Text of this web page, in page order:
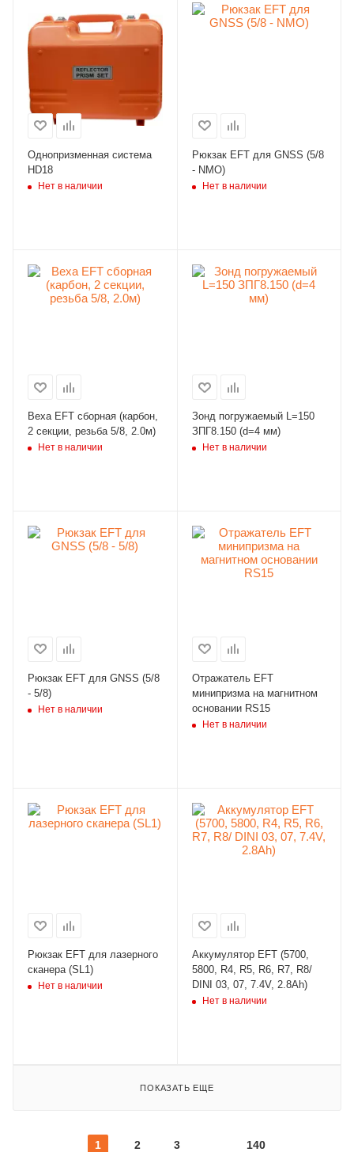
Однопризменная система
HD18
Нет в наличии
Рюкзак EFT для GNSS (5/8
- NMO)
Нет в наличии
Веха EFT сборная (карбон,
2 секции, резьба 5/8, 2.0м)
Нет в наличии
Зонд погружаемый L=150
ЗПГ8.150 (d=4 мм)
Нет в наличии
Рюкзак EFT для GNSS (5/8
- 5/8)
Нет в наличии
Отражатель EFT
минипризма на магнитном
основании RS15
Нет в наличии
Рюкзак EFT для лазерного
сканера (SL1)
Нет в наличии
Аккумулятор EFT (5700,
5800, R4, R5, R6, R7, R8/
DINI 03, 07, 7.4V, 2.8Ah)
Нет в наличии
ПОКАЗАТЬ ЕЩЕ
1 2 3 140